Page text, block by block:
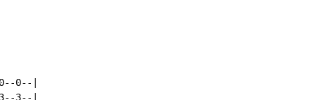
0--|
3--|